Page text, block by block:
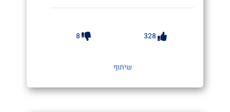
328
8
שיתוף